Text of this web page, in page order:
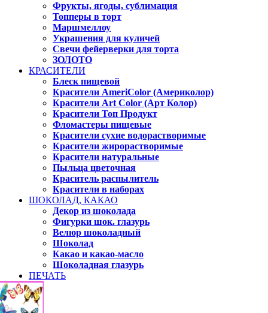
Фрукты, ягоды, сублимация
Топперы в торт
Маршмеллоу
Украшения для куличей
Свечи фейерверки для торта
ЗОЛОТО
КРАСИТЕЛИ
Блеск пищевой
Красители AmeriColor (Америколор)
Красители Art Color (Арт Колор)
Красители Топ Продукт
Фломастеры пищевые
Красители сухие водорастворимые
Красители жирорастворимые
Красители натуральные
Пыльца цветочная
Краситель распылитель
Красители в наборах
ШОКОЛАД, КАКАО
Декор из шоколада
Фигурки шок. глазурь
Велюр шоколадный
Шоколад
Какао и какао-масло
Шоколадная глазурь
ПЕЧАТЬ